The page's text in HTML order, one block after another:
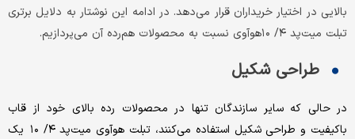
بالایی در اختیار خریداران قرار می‌دهد. در ادامه این نوشتار به دلایل برتری
تبلت میت‌پد ۴/ ۱۰هوآوی نسبت به محصولات هم‌رده آن می‌پردازیم.
طراحی شکیل
در حالی که سایر سازندگان تنها در محصولات رده بالای خود از قاب
باکیفیت و طراحی شکیل استفاده می‌کنند، تبلت هوآوی میت‌پد ۴/ ۱۰ یک